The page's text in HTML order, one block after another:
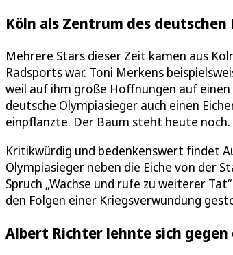
Köln als Zentrum des deutschen
Mehrere Stars dieser Zeit kamen aus
Radsports war. Toni Merkens
weil auf ihm große Hoffnungen auf
deutsche Olympiasieger auch einen
einpflanzte. Der Baum steht heute noch.
Kritikwürdig und bedenkenswert findet
Olympiasieger neben die Eiche von der
Spruch „Wachse und rufe zu weiterer
den Folgen einer Kriegsverwundung
Albert Richter lehnte sich